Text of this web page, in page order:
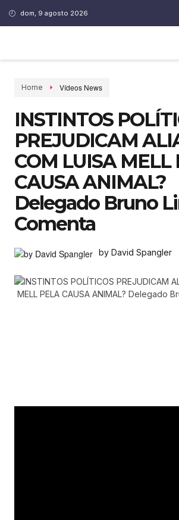
dom, 9 agosto 2026
Home Vídeos News
INSTINTOS
PREJUDICAM
COM LUISA MELL
CAUSA ANIMAL?
Delegado Bruno
Comenta
by David Spangler